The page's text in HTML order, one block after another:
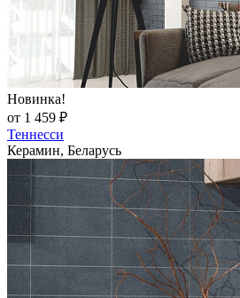
Новинка!
от 1 459 ₽
Теннесси
Керамин, Беларусь